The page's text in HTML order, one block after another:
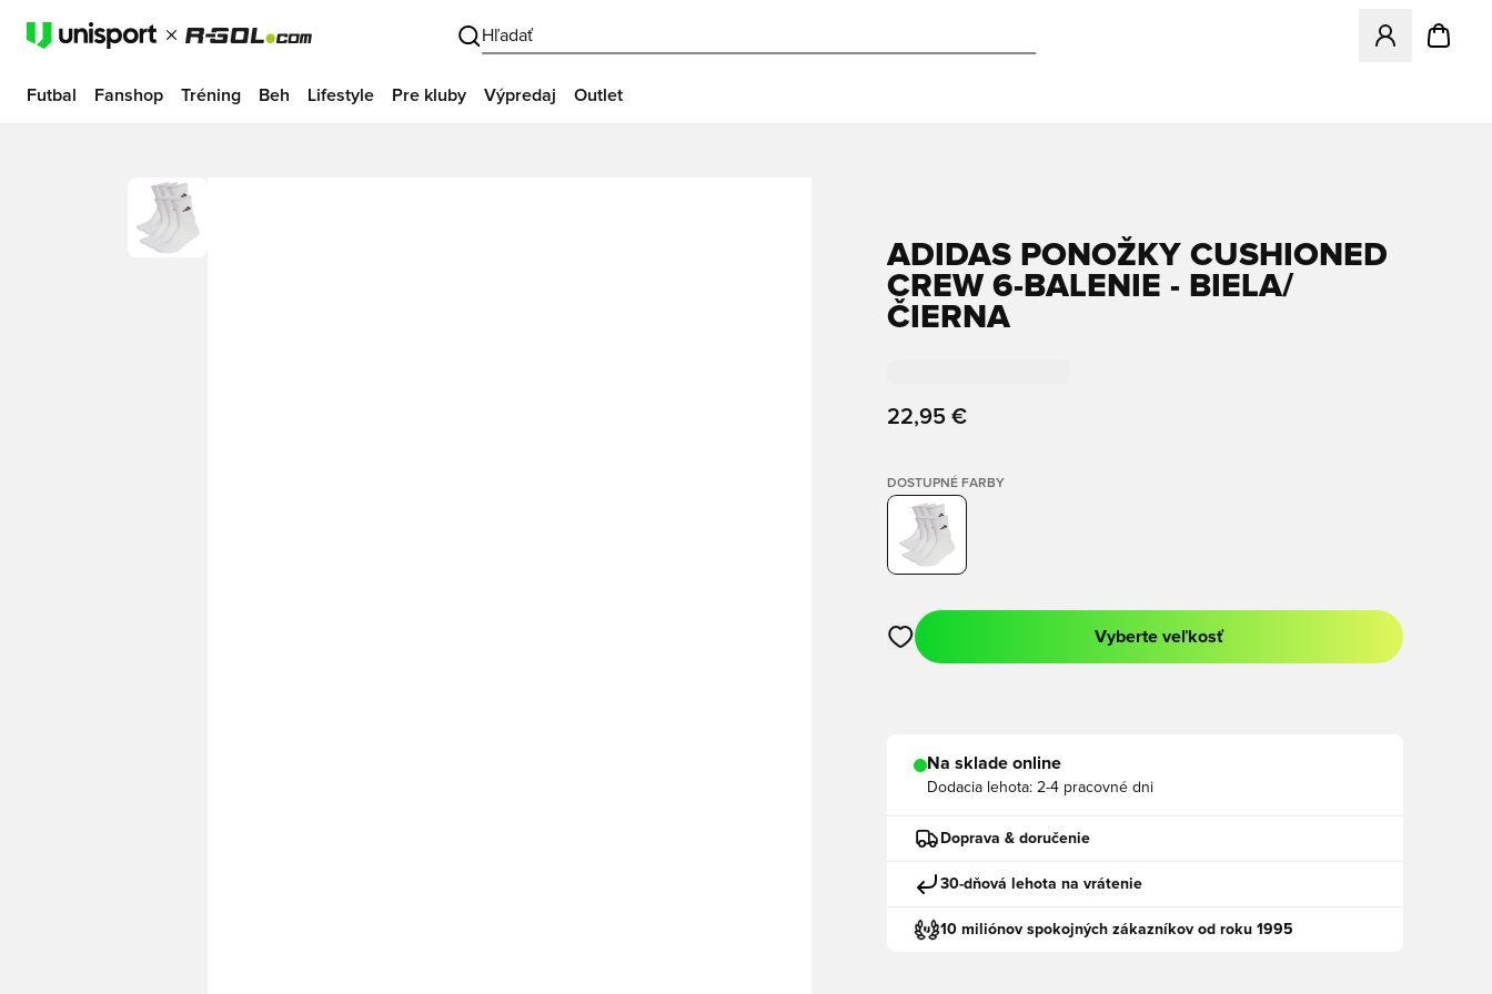
Hľadať
Otvorí modál
Futbal Fanshop Tréning Beh Lifestyle Pre kluby Výpredaj Outlet
ADIDAS PONOŽKY CUSHIONED
CREW 6-BALENIE - BIELA/
ČIERNA
22,95 €
DOSTUPNÉ FARBY
Otvorí modál na prihlásenie alebo registráciu ako člen
Vyberte veľkosť
Na sklade online
Dodacia lehota: 2-4 pracovné dni
Doprava & doručenie
30-dňová lehota na vrátenie
10 miliónov spokojných zákazníkov od roku 1995